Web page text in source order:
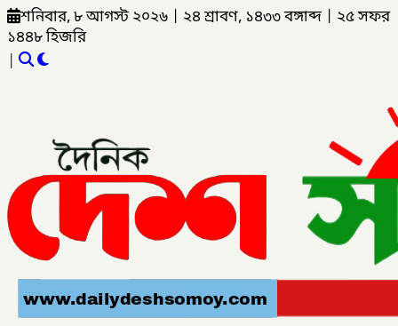
শনিবার, ৮ আগস্ট ২০২৬ ২৪ শ্রাবণ, ১৪৩৩ বঙ্গাব্দ
২৫ সফর
১৪৪৮ হিজরি
|